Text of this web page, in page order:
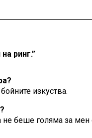
ринг.”
изкуства.
не беше голяма за